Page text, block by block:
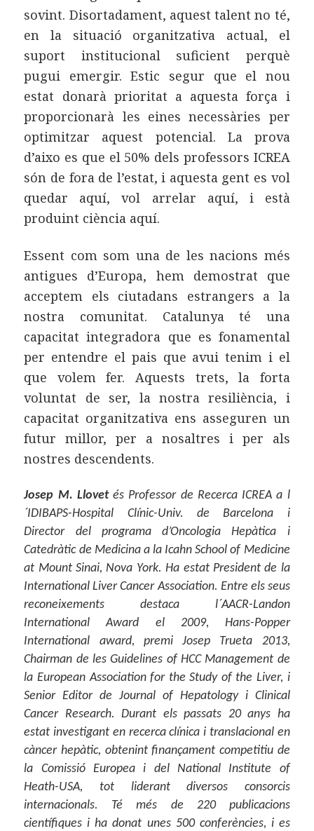
sovint. Disortadament, aquest talent no té,
en la situació organitzativa actual, el
suport institucional suficient perquè
pugui emergir. Estic segur que el nou
estat donarà prioritat a aquesta força i
proporcionarà les eines necessàries per
optimitzar aquest potencial. La prova
d’aixo es que el 50% dels professors ICREA
són de fora de l’estat, i aquesta gent es vol
quedar aquí, vol arrelar aquí, i està
produint ciència aquí.
Essent com som una de les nacions més
antigues d’Europa, hem demostrat que
acceptem els ciutadans estrangers a la
nostra comunitat. Catalunya té una
capacitat integradora que es fonamental
per entendre el pais que avui tenim i el
que volem fer. Aquests trets, la forta
voluntat de ser, la nostra resiliència, i
capacitat organitzativa ens asseguren un
futur millor, per a nosaltres i per als
nostres descendents.
Josep M. Llovetés Professor de Recerca ICREA a l
´IDIBAPS-Hospital Clínic-Univ. de Barcelona i
Director del programa d’Oncologia Hepàtica i
Catedràtic de Medicina a la Icahn School of Medicine
at Mount Sinai, Nova York. Ha estat President de la
International Liver Cancer Association. Entre els seus
reconeixements destaca l´AACR-Landon
International Award el 2009, Hans-Popper
International award, premi Josep Trueta 2013,
Chairman de les Guidelines of HCC Management de
la European Association for the Study of the Liver, i
Senior Editor de Journal of Hepatology i Clinical
Cancer Research. Durant els passats 20 anys ha
estat investigant en recerca clínica i translacional en
càncer hepàtic, obtenint finançament competitiu de
la Comissió Europea i del National Institute of
Heath-USA, tot liderant diversos consorcis
internacionals. Té més de 220 publicacions
científiques i ha donat unes 500 conferències, i es